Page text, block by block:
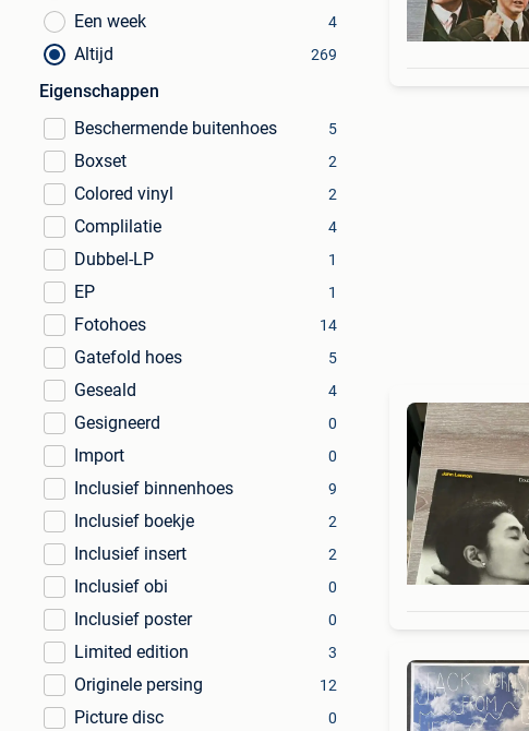
Een week 4
Altijd 269
Eigenschappen
Beschermende buitenhoes
5
Boxset 2
Colored vinyl 2
Complilatie 4
Dubbel-LP 1
EP 1
Fotohoes 14
Gatefold hoes 5
Geseald 4
Gesigneerd 0
Import 0
Inclusief binnenhoes 9
Inclusief boekje 2
Inclusief insert 2
Inclusief obi 0
Inclusief poster 0
Limited edition 3
Originele persing 12
Picture disc 0